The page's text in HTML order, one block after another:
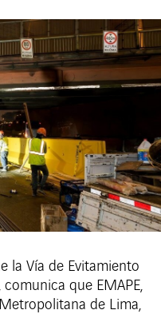
la Vía de Evitamiento
que EMAPE,
de Lima,